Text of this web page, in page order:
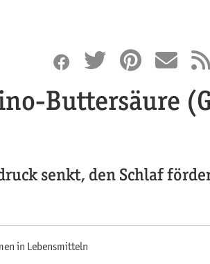
Buttersäure
senkt, den Schlaf
in Lebensmitteln